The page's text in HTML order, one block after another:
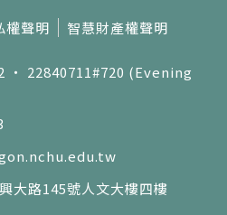
權聲明 智慧財產權聲明
‧ 22840711#720 (Evening
大路145號人文大樓四樓